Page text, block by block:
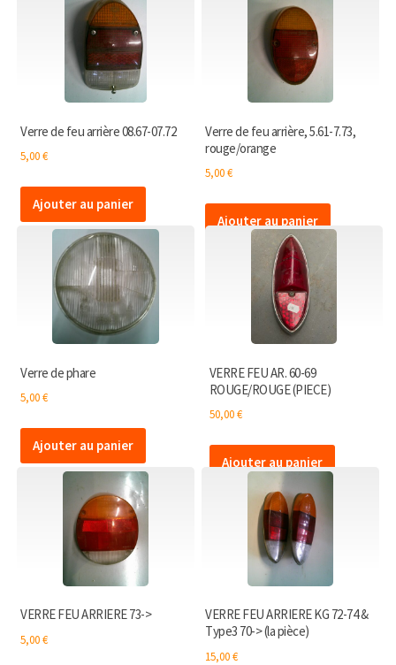
Verre de feu arrière 08.67-07.72
5,00€
Ajouter au panier
Verre de feu arrière, 5.61-7.73,
rouge/orange
5,00€
Ajouter au panier
Verre de phare
5,00€
Ajouter au panier
VERRE FEU AR. 60-69
ROUGE/ROUGE (PIECE)
50,00€
Ajouter au panier
VERRE FEU ARRIERE 73->
5,00€
VERRE FEU ARRIERE KG 72-74 &
Type3 70-> (la pièce)
15,00€